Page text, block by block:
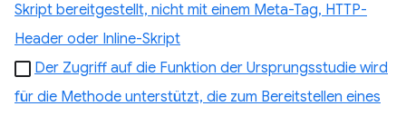
Skript bereitgestellt, nicht mit einem Meta-Tag, HTTP-
Header oder Inline-Skript
Der Zugriff auf die Funktion der Ursprungsstudie wird
für die Methode unterstützt, die zum Bereitstellen eines